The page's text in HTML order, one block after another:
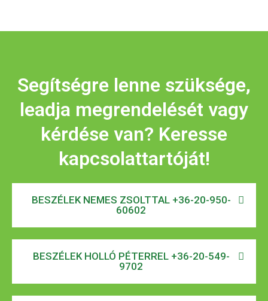
Segítségre lenne szüksége,
leadja megrendelését vagy
kérdése van? Keresse
kapcsolattartóját!
BESZÉLEK NEMES ZSOLTTAL +36-20-950-
60602
BESZÉLEK HOLLÓ PÉTERREL +36-20-549-
9702